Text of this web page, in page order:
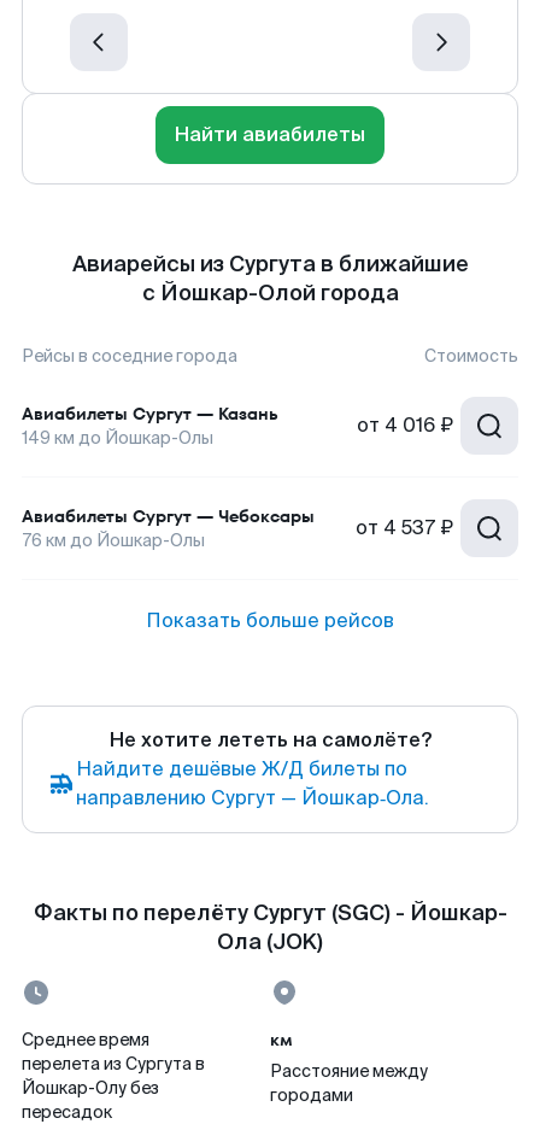
Найти авиабилеты
Авиарейсы из Сургута в ближайшие
с Йошкар-Олой города
Рейсы в соседние города Стоимость
Авиабилеты Сургут — Казань
149 км до Йошкар-Олы от 4 016 ₽
Авиабилеты Сургут — Чебоксары
76 км до Йошкар-Олы от 4 537 ₽
Показать больше рейсов
Не хотите лететь на самолёте?
Найдите дешёвые Ж/Д билеты по
направлению Сургут — Йошкар‑Ола.
Факты по перелёту Сургут (SGC) - Йошкар-
Ола (JOK)
Среднее время
перелета из Сургута в
Йошкар-Олу без
пересадок
км
Расстояние между
городами